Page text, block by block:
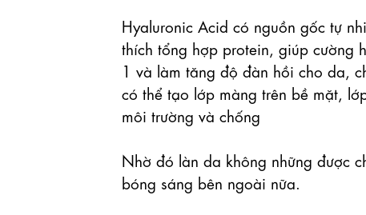
Hyaluronic Acid có nguồn gốc tự
thích tổng hợp protein, giúp cường
1 và làm tăng độ đàn hồi cho da,
có thể tạo lớp màng trên bề mặt,
môi trường và chống
Nhờ đó làn da không những được
bóng sáng bên ngoài nữa.